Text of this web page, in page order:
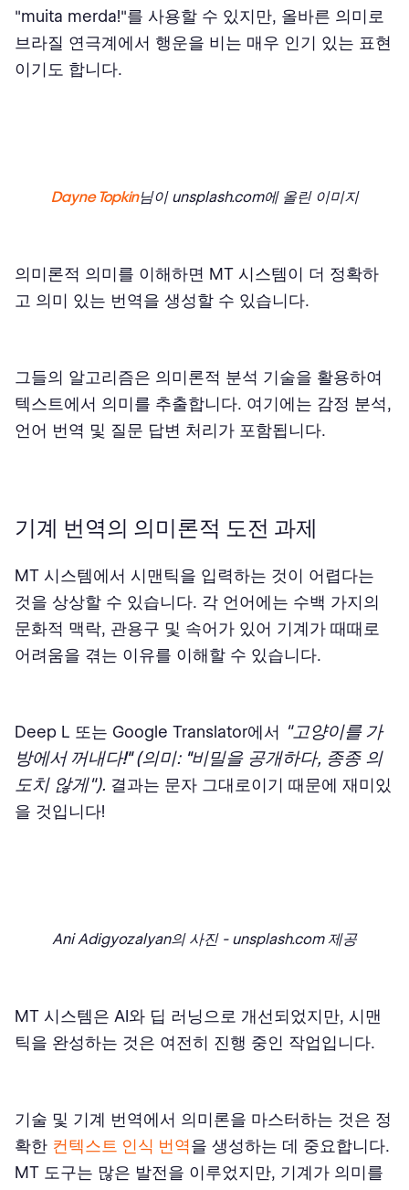
"muita merda!"를 사용할 수 있지만, 올바른 의미로
브라질 연극계에서 행운을 비는 매우 인기 있는 표현
이기도 합니다.
Dayne Topkin님이 unsplash.com에 올린 이미지
의미론적 의미를 이해하면 MT 시스템이 더 정확하
고 의미 있는 번역을 생성할 수 있습니다.
그들의 알고리즘은 의미론적 분석 기술을 활용하여
텍스트에서 의미를 추출합니다. 여기에는 감정 분석,
언어 번역 및 질문 답변 처리가 포함됩니다.
기계 번역의 의미론적 도전 과제
MT 시스템에서 시맨틱을 입력하는 것이 어렵다는
것을 상상할 수 있습니다. 각 언어에는 수백 가지의
문화적 맥락, 관용구 및 속어가 있어 기계가 때때로
어려움을 겪는 이유를 이해할 수 있습니다.
Deep L 또는 Google Translator에서 "고양이를 가
방에서 꺼내다!"(의미: "비밀을 공개하다, 종종 의
도치 않게"). 결과는 문자 그대로이기 때문에 재미있
을 것입니다!
Ani Adigyozalyan의 사진 - unsplash.com 제공
MT 시스템은 AI와 딥 러닝으로 개선되었지만, 시맨
틱을 완성하는 것은 여전히 진행 중인 작업입니다.
기술 및 기계 번역에서 의미론을 마스터하는 것은 정
확한 컨텍스트 인식 번역을 생성하는 데 중요합니다.
MT 도구는 많은 발전을 이루었지만, 기계가 의미를